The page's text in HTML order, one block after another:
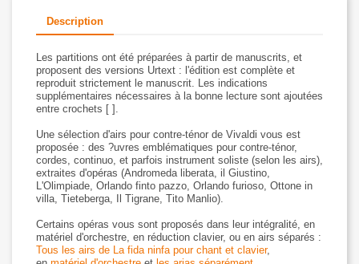
Description
Les partitions ont été préparées à partir de manuscrits, et
proposent des versions Urtext : l'édition est complète et
reproduit strictement le manuscrit. Les indications
supplémentaires nécessaires à la bonne lecture sont ajoutées
entre crochets [ ].
Une sélection d'airs pour contre-ténor de Vivaldi vous est
proposée : des ?uvres emblématiques pour contre-ténor,
cordes, continuo, et parfois instrument soliste (selon les airs),
extraites d'opéras (Andromeda liberata, il Giustino,
L'Olimpiade, Orlando finto pazzo, Orlando furioso, Ottone in
villa, Tieteberga, Il Tigrane, Tito Manlio).
Certains opéras vous sont proposés dans leur intégralité, en
matériel d'orchestre, en réduction clavier, ou en airs séparés :
Tous les airs de La fida ninfa pour chant et clavier,